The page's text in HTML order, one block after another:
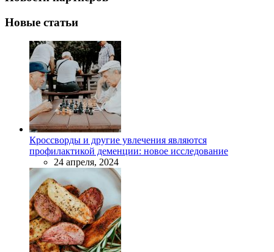
Новые статьи
Кроссворды и другие увлечения являются
профилактикой деменции: новое исследование
24 апреля, 2024